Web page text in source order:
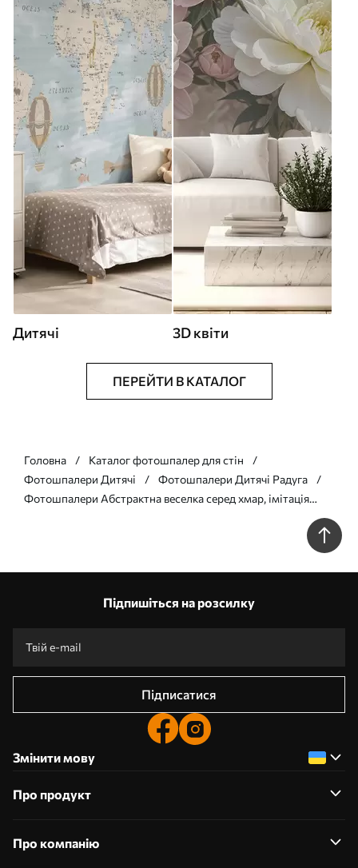
Дитячі 3D квіти
ПЕРЕЙТИ В КАТАЛОГ
Головна
Каталог фотошпалер для стін
Фотошпалери Дитячі
Фотошпалери Дитячі Радуга
Фотошпалери Абстрактна веселка серед хмар, імітація
Підпишіться на розсилку
Підписатися
Змінити мову
Про продукт
Про компанію